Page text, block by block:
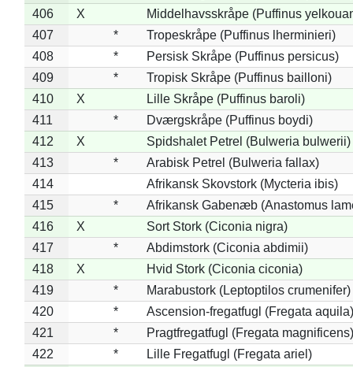
406
X
Middelhavsskråpe (Puffinus
407
*
Tropeskråpe (Puffinus lherminieri)
408
*
Persisk Skråpe (Puffinus persicus)
409
*
Tropisk Skråpe (Puffinus bailloni)
410
X
Lille Skråpe (Puffinus baroli)
411
*
Dværgskråpe (Puffinus boydi)
412
X
Spidshalet Petrel (Bulweria bulwerii)
413
*
Arabisk Petrel (Bulweria fallax)
414
Afrikansk Skovstork (Mycteria ibis)
415
*
Afrikansk Gabenæb (Anastomus
416
X
Sort Stork (Ciconia nigra)
417
*
Abdimstork (Ciconia abdimii)
418
X
Hvid Stork (Ciconia ciconia)
419
*
Marabustork (Leptoptilos crumenifer)
420
*
Ascension-fregatfugl (Fregata aquila)
421
*
Pragtfregatfugl (Fregata magnificens)
422
*
Lille Fregatfugl (Fregata ariel)